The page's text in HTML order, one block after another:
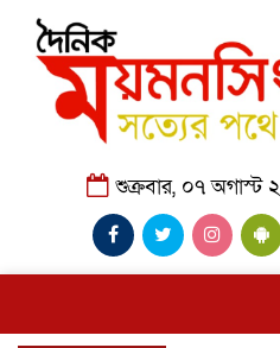
শুক্রবার, ০৭ অগাস্ট